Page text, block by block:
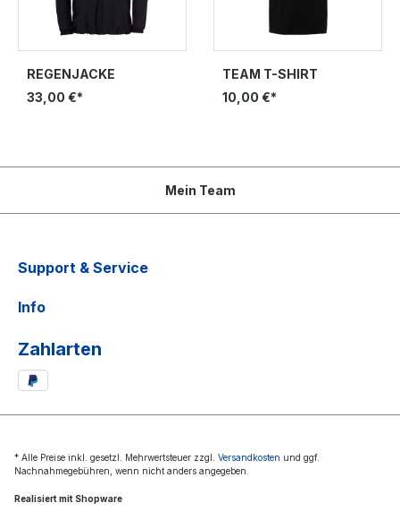
REGENJACKE
33,00 €*
TEAM T-SHIRT
10,00 €*
Mein Team
Support & Service
Info
Zahlarten
* Alle Preise inkl. gesetzl. Mehrwertsteuer zzgl. Versandkosten und ggf.
Nachnahmegebühren, wenn nicht anders angegeben.
Realisiert mit Shopware